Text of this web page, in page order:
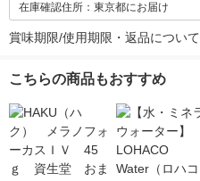
在庫確認住所：東京都にお届け
賞味期限/使用期限・返品について
こちらの商品もおすすめ